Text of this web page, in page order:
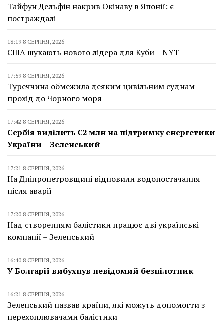
Тайфун Дельфін накрив Окінаву в Японії: є
постраждалі
18:19 8 СЕРПНЯ, 2026
США шукають нового лідера для Куби – NYT
17:59 8 СЕРПНЯ, 2026
Туреччина обмежила деяким цивільним суднам
прохід до Чорного моря
17:42 8 СЕРПНЯ, 2026
Сербія виділить €2 млн на підтримку енергетики
України – Зеленський
17:21 8 СЕРПНЯ, 2026
На Дніпропетровщині відновили водопостачання
після аварії
17:20 8 СЕРПНЯ, 2026
Над створенням балістики працює дві українські
компанії – Зеленський
16:40 8 СЕРПНЯ, 2026
У Болгарії вибухнув невідомий безпілотник
16:21 8 СЕРПНЯ, 2026
Зеленський назвав країни, які можуть допомогти з
перехоплювачами балістики